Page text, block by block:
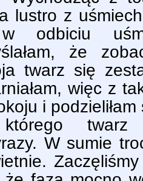
lustro z
w odbiciu
że
twarz się
więc z
i
którego twarz
W sumie